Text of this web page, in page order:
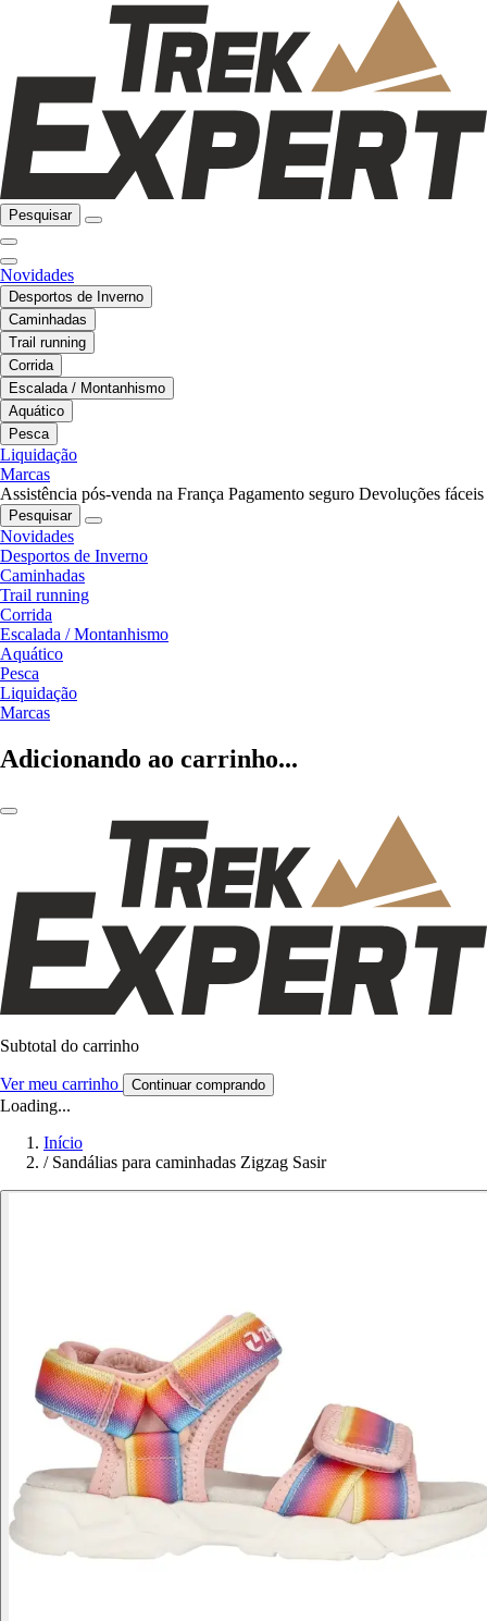
Pesquisar
Novidades
Desportos de Inverno
Caminhadas
Trail running
Corrida
Escalada / Montanhismo
Aquático
Pesca
Liquidação
Marcas
Assistência pós-venda na França Pagamento seguro Devoluções fáceis
Pesquisar
Novidades
Desportos de Inverno
Caminhadas
Trail running
Corrida
Escalada / Montanhismo
Aquático
Pesca
Liquidação
Marcas
Adicionando ao carrinho...
Subtotal do carrinho
Ver meu carrinho Continuar comprando
Loading...
Início
/ Sandálias para caminhadas Zigzag Sasir